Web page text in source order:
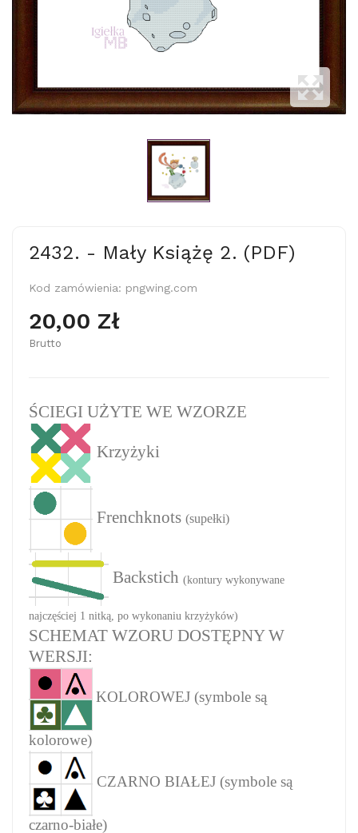
2432. - Mały Książę 2. (PDF)
Kod zamówienia: pngwing.com
20,00 Zł
Brutto
ŚCIEGI UŻYTE WE WZORZE
Krzyżyki
Frenchknots (supełki)
Backstich (kontury wykonywane
najczęściej 1 nitką, po wykonaniu krzyżyków)
SCHEMAT WZORU DOSTĘPNY W
WERSJI:
KOLOROWEJ (symbole są
kolorowe)
CZARNO BIAŁEJ (symbole są
czarno-białe)